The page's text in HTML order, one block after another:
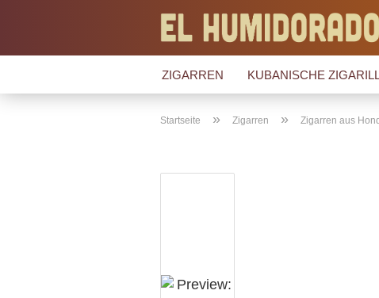
ZIGARREN KUBANISCHE
Startseite » Zigarren » Zigarren aus